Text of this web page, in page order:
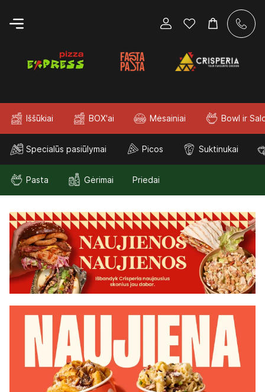
Iššūkiai BOX'ai Mėsainiai Bowl ir
Specialūs pasiūlymai Picos Suktinukai
Pasta Gėrimai Priedai